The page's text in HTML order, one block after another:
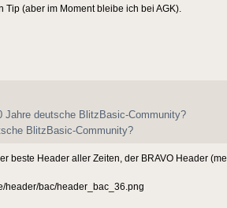
Tip (aber im Moment bleibe ich bei AGK).
Jahre deutsche BlitzBasic-Community?
BlitzBasic-Community?
beste Header aller Zeiten, der BRAVO Header
header/bac/header_bac_36.png